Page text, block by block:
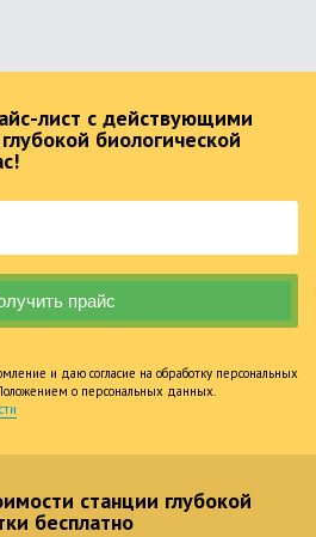
лист с действующими
биологической
и даю согласие на обработку персональных
о персональных данных.
станции глубокой
бесплатно